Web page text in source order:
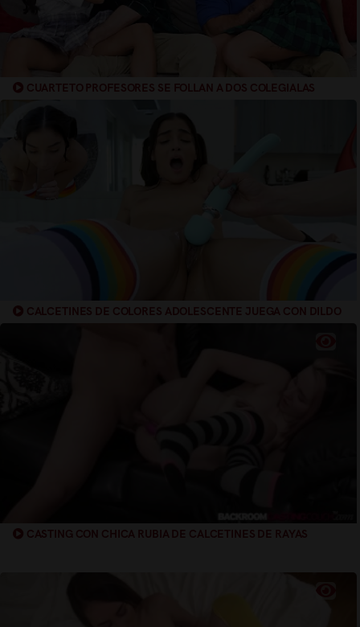
CUARTETO PROFESORES SE FOLLAN A DOS COLEGIALAS
CALCETINES DE COLORES ADOLESCENTE JUEGA CON DILDO
CASTING CON CHICA RUBIA DE CALCETINES DE RAYAS